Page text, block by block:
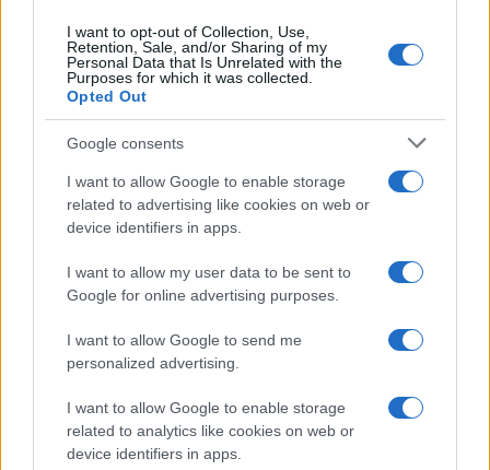
I want to opt-out of Collection, Use,
Retention, Sale, and/or Sharing of my
Personal Data that Is Unrelated with the
Purposes for which it was collected.
Opted Out
Google consents
I want to allow Google to enable storage
related to advertising like cookies on web or
device identifiers in apps.
I want to allow my user data to be sent to
Google for online advertising purposes.
I want to allow Google to send me
personalized advertising.
I want to allow Google to enable storage
related to analytics like cookies on web or
device identifiers in apps.
Frasi celebri
Frasi da condividere
Poesie
Frasi dei film
Frasi film più lette
Incipit dei film
Film più cercati
Frasi sul cinema
SERVIZI
Mappa del sito